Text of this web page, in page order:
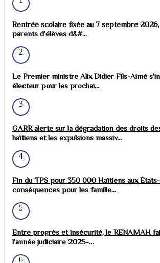
Rentrée scolaire fixée au 7 septembre 2026,
parents d’élèves d&#...
2
Le Premier ministre Alix Didier Fils-Aimé
électeur pour les prochai...
3
GARR alerte sur la dégradation des droits
haïtiens et les expulsions massiv...
4
Fin du TPS pour 350 000 Haïtiens aux
conséquences pour les famille...
5
Entre progrès et insécurité, le RENAMAH
l'année judiciaire 2025-...
6